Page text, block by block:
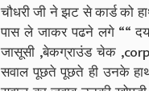
चौधरी जी ने झट से कार्ड को
पास ले जाकर पढने लगे ““
जासूसी ,बेकग्राउंड चेक
सवाल पूछते पूछते ही उनके